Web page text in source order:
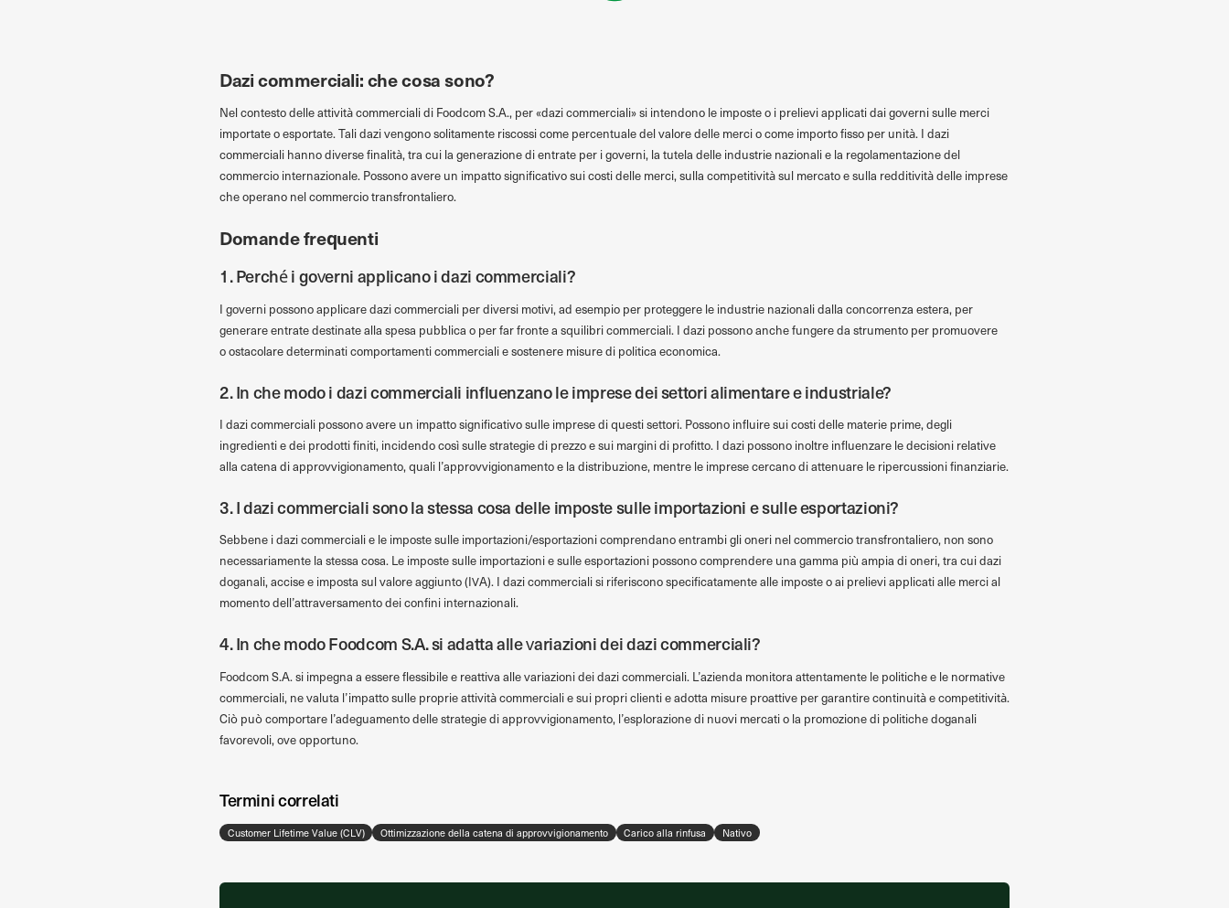
Dazi commerciali: che cosa sono?
Nel contesto delle attività commerciali di Foodcom S.A., per «dazi commerciali» si intendono le imposte o i prelievi applicati dai governi sulle merci
importate o esportate. Tali dazi vengono solitamente riscossi come percentuale del valore delle merci o come importo fisso per unità. I dazi
commerciali hanno diverse finalità, tra cui la generazione di entrate per i governi, la tutela delle industrie nazionali e la regolamentazione del
commercio internazionale. Possono avere un impatto significativo sui costi delle merci, sulla competitività sul mercato e sulla redditività delle imprese
che operano nel commercio transfrontaliero.
Domande frequenti
1. Perché i governi applicano i dazi commerciali?
I governi possono applicare dazi commerciali per diversi motivi, ad esempio per proteggere le industrie nazionali dalla concorrenza estera, per
generare entrate destinate alla spesa pubblica o per far fronte a squilibri commerciali. I dazi possono anche fungere da strumento per promuovere
o ostacolare determinati comportamenti commerciali e sostenere misure di politica economica.
2. In che modo i dazi commerciali influenzano le imprese dei settori alimentare e industriale?
I dazi commerciali possono avere un impatto significativo sulle imprese di questi settori. Possono influire sui costi delle materie prime, degli
ingredienti e dei prodotti finiti, incidendo così sulle strategie di prezzo e sui margini di profitto. I dazi possono inoltre influenzare le decisioni relative
alla catena di approvvigionamento, quali l’approvvigionamento e la distribuzione, mentre le imprese cercano di attenuare le ripercussioni finanziarie.
3. I dazi commerciali sono la stessa cosa delle imposte sulle importazioni e sulle esportazioni?
Sebbene i dazi commerciali e le imposte sulle importazioni/esportazioni comprendano entrambi gli oneri nel commercio transfrontaliero, non sono
necessariamente la stessa cosa. Le imposte sulle importazioni e sulle esportazioni possono comprendere una gamma più ampia di oneri, tra cui dazi
doganali, accise e imposta sul valore aggiunto (IVA). I dazi commerciali si riferiscono specificatamente alle imposte o ai prelievi applicati alle merci al
momento dell’attraversamento dei confini internazionali.
4. In che modo Foodcom S.A. si adatta alle variazioni dei dazi commerciali?
Foodcom S.A. si impegna a essere flessibile e reattiva alle variazioni dei dazi commerciali. L’azienda monitora attentamente le politiche e le normative
commerciali, ne valuta l’impatto sulle proprie attività commerciali e sui propri clienti e adotta misure proattive per garantire continuità e competitività.
Ciò può comportare l’adeguamento delle strategie di approvvigionamento, l’esplorazione di nuovi mercati o la promozione di politiche doganali
favorevoli, ove opportuno.
Termini correlati
Customer Lifetime Value (CLV) Ottimizzazione della catena di approvvigionamento Carico alla rinfusa Nativo